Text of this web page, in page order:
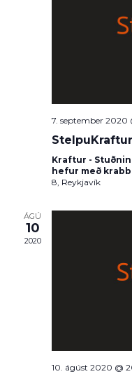
7. september 2020
Kraftur -
hefur með
8, Reykjavík
ÁGÚ
10
2020
10. ágúst 2020 @